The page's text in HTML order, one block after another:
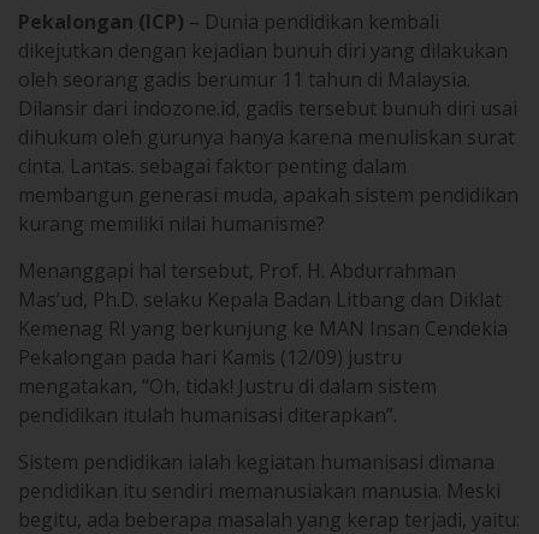
Pekalongan (ICP) – Dunia pendidikan kembali
dikejutkan dengan kejadian bunuh diri yang dilakukan
oleh seorang gadis berumur 11 tahun di Malaysia.
Dilansir dari indozone.id, gadis tersebut bunuh diri usai
dihukum oleh gurunya hanya karena menuliskan surat
cinta. Lantas. sebagai faktor penting dalam
membangun generasi muda, apakah sistem pendidikan
kurang memiliki nilai humanisme?
Menanggapi hal tersebut, Prof. H. Abdurrahman
Mas’ud, Ph.D. selaku Kepala Badan Litbang dan Diklat
Kemenag RI yang berkunjung ke MAN Insan Cendekia
Pekalongan pada hari Kamis (12/09) justru
mengatakan, “Oh, tidak! Justru di dalam sistem
pendidikan itulah humanisasi diterapkan”.
Sistem pendidikan ialah kegiatan humanisasi dimana
pendidikan itu sendiri memanusiakan manusia. Meski
begitu, ada beberapa masalah yang kerap terjadi, yaitu: